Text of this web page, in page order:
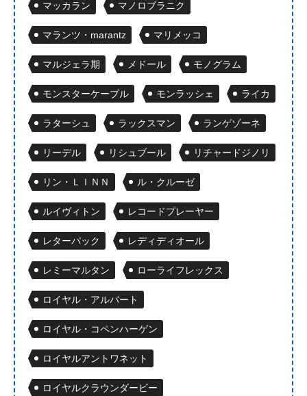
マッカラン マノロブラニク
マランツ・marantz マリメッコ
マルジェラ期 メドール モノグラム
モンスターケーブル モンラッシェ ライカ
ラターシュ ラックスマン ランゲゾーネ
リーデル リシュブール リチャードジノリ
リン・ＬＩＮＮ ル・クルーゼ
ルイヴィトン レコードプレーヤー
レターパック レディディオール
レミーマルタン ローライフレックス
ロイヤル・アルバート
ロイヤル・コペンハーゲン
ロイヤルアントワネット
ロイヤルクラウンダービー